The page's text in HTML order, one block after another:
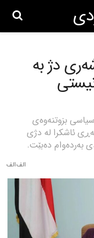
دژ بە
بزوتنەوەی
ئاشکرا لە دژی
بەردەوام دەبێت.